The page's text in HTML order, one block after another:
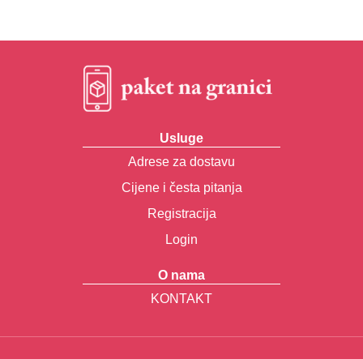
Usluge
Adrese za dostavu
Cijene i česta pitanja
Registracija
Login
O nama
KONTAKT